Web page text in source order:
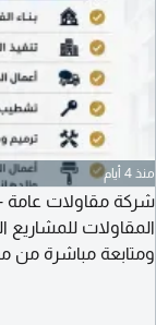
منذ 4 أيام
شركة مقاولات عامة
المقاولات للمشاريع
ومتابعة مباشرة من